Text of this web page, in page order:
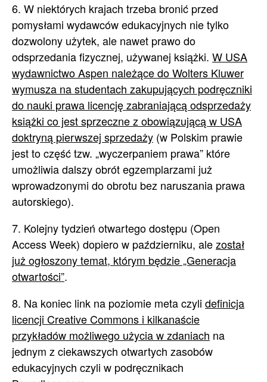
6. W niektórych krajach trzeba bronić przed
pomysłami wydawców edukacyjnych nie tylko
dozwolony użytek, ale nawet prawo do
odsprzedania fizycznej, używanej książki. W USA
wydawnictwo Aspen należące do Wolters Kluwer
wymusza na studentach zakupujących podręczniki
do nauki prawa licencję zabraniającą odsprzedaży
książki co jest sprzeczne z obowiązującą w USA
doktryną pierwszej sprzedaży (w Polskim prawie
jest to część tzw. „wyczerpaniem prawa” które
umożliwia dalszy obrót egzemplarzami już
wprowadzonymi do obrotu bez naruszania prawa
autorskiego).
7. Kolejny tydzień otwartego dostępu (Open
Access Week) dopiero w październiku, alezostał
już ogłoszony temat, którym będzie „Generacja
otwartości”.
8. Na koniec link na poziomie meta czyli definicja
licencji Creative Commons i kilkanaście
przykładów możliwego użycia w zdaniach na
jednym z ciekawszych otwartych zasobów
edukacyjnych czyli w podręcznikach